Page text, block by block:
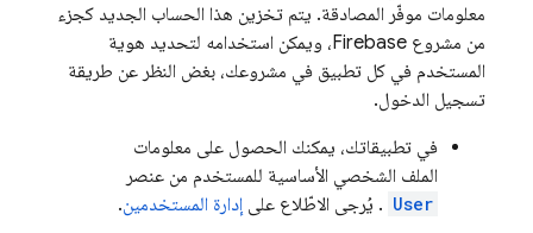
معلومات موفّر المصادقة. يتم تخزين هذا الحساب الجديد كجزء
من مشروع Firebase، ويمكن استخدامه لتحديد هوية
المستخدم في كل تطبيق في مشروعك، بغض النظر عن طريقة
تسجيل الدخول.
في تطبيقاتك، يمكنك الحصول على معلومات
الملف الشخصي الأساسية للمستخدم من عنصر
User . يُرجى الاطّلاع على إدارة المستخدمين.